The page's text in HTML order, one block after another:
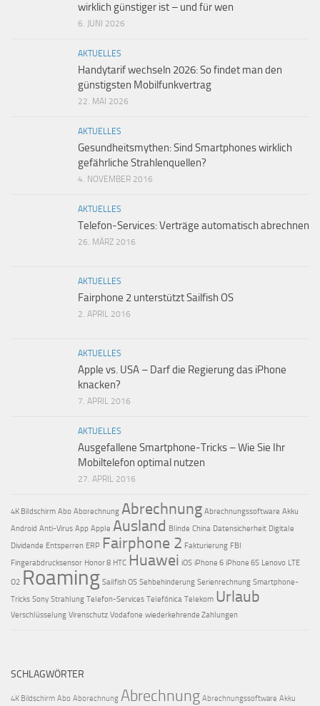
wirklich günstiger ist – und für wen
6. JUNI 2026
AKTUELLES
Handytarif wechseln 2026: So findet man den
günstigsten Mobilfunkvertrag
22. MAI 2026
AKTUELLES
Gesundheitsmythen: Sind Smartphones wirklich
gefährliche Strahlenquellen?
4. NOVEMBER 2016
AKTUELLES
Telefon-Services: Verträge automatisch abrechnen
26. MÄRZ 2016
AKTUELLES
Fairphone 2 unterstützt Sailfish OS
2. APRIL 2016
AKTUELLES
Apple vs. USA – Darf die Regierung das iPhone
knacken?
7. APRIL 2016
AKTUELLES
Ausgefallene Smartphone-Tricks – Wie Sie Ihr
Mobiltelefon optimal nutzen
27. APRIL 2016
4K Bildschirm Abo Aborechnung Abrechnung Abrechnungssoftware Akku
Android Anti-Virus App Apple Ausland Blinde China Datensicherheit Digitale
Dividende Entsperren ERP Fairphone 2 Fakturierung FBI
Fingerabdrucksensor Honor 8 HTC Huawei iOS iPhone 6 iPhone 6S Lenovo LTE
O2 Roaming Sailfish OS Sehbehinderung Serienrechnung Smartphone-
Tricks Sony Strahlung Telefon-Services Telefónica Telekom Urlaub
Verschlüsselung Virenschutz Vodafone wiederkehrende Zahlungen
SCHLAGWÖRTER
4K Bildschirm Abo Aborechnung Abrechnung Abrechnungssoftware Akku